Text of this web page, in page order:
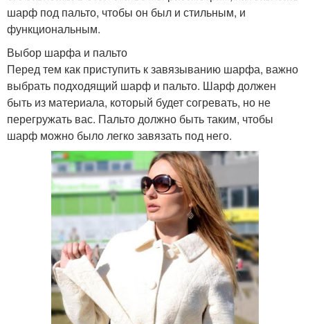
шарф под пальто, чтобы он был и стильным, и
функциональным.
Выбор шарфа и пальто
Перед тем как приступить к завязыванию шарфа, важно
выбрать подходящий шарф и пальто. Шарф должен
быть из материала, который будет согревать, но не
перегружать вас. Пальто должно быть таким, чтобы
шарф можно было легко завязать под него.